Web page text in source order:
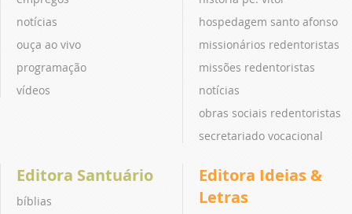
notícias
ouça ao vivo
programação
vídeos
hospedagem santo afonso
missionários redentoristas
missões redentoristas
notícias
obras sociais redentoristas
secretariado vocacional
Editora Santuário
bíblias
Editora Ideias &
Letras